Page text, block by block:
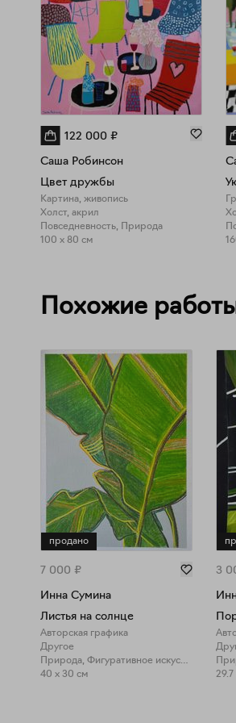
122 000 ₽
Саша Робинсон
Цвет дружбы
Картина, живопись
Холст, акрил
Повседневность, Природа
100 x 80 см
Похожие
продано
7 000 ₽
Инна Сумина
Листья на солнце
Авторская графика
Другое
Природа, Фигуративное искусство
40 x 30 см
3
29.7